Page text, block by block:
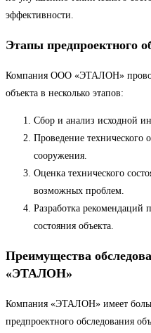
эффективности.
Этапы предпроектного
Компания ООО «ЭТАЛОН»
объекта в несколько этапов:
Сбор и анализ исходной
Проведение технического
сооружения.
Оценка технического
возможных проблем.
Разработка рекомендаций
состояния объекта.
Преимущества
«ЭТАЛОН»
Компания «ЭТАЛОН» имеет
предпроектного обследования